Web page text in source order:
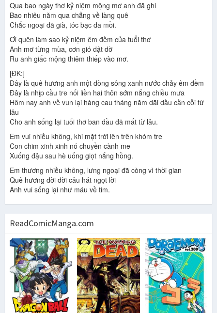
Qua bao ngày thơ kỷ niệm mộng mơ anh đã ghi
Bao nhiêu năm qua chẳng về làng quê
Chắc ngoại đã già, tóc bạc da mồi.
Ơi quên làm sao kỷ niệm êm đềm của tuổi thơ
Anh mơ từng mùa, cơn gió dật dờ
Ru anh giấc mộng thiêm thiếp vào mơ.
[ĐK:]
Đây là quê hương anh một dòng sông xanh nước chảy êm đềm
Đây là nhịp cầu tre nối liền hai thôn sớm nắng chiều mưa
Hôm nay anh về vun lại hàng cau tháng năm dãi dầu cằn cỗi từ
lâu
Cho anh sống lại tuổi thơ ban đầu đã mất từ lâu.
Em vui nhiều không, khi mặt trời lên trên khóm tre
Con chim xinh xinh nó chuyền cành me
Xuống đậu sau hè uống giọt nắng hồng.
Em thương nhiều không, lưng ngoại đã còng vì thời gian
Quê hương đời đời câu hát ngọt lời
Anh vui sống lại như máu về tim.
ReadComicManga.com